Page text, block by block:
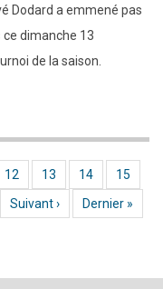
Dodard a emmené pas
dimanche 13
de la saison.
Page
12 Page
13 Page
14 Page
15
Page suivante
Suivant › Dernière page
Dernier »